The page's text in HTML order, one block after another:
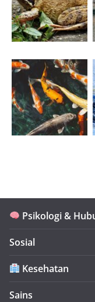
Psikologi &
Sosial
Kesehatan
Sains